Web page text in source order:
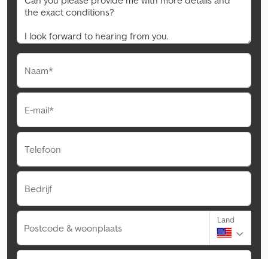
Naam*
E-mail*
Telefoon
Bedrijf
Postcode & woonplaats
Land